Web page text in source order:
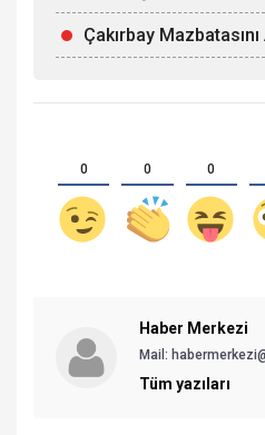
Çakırbay Mazbatasını
0 0 0
Haber Merkezi
Mail:
Tüm yazıları